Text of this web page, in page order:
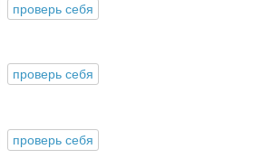
проверь себя
проверь себя
проверь себя